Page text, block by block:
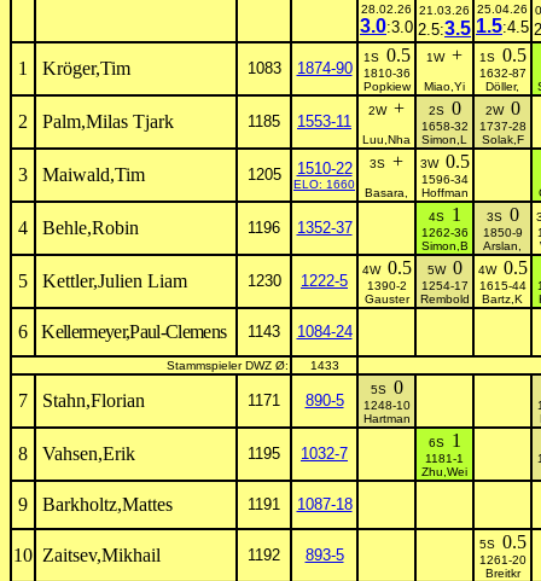
28.02.26
3.0:3.0
21.03.26
2.5:3.5
25.04.26
1.5:4.5
1 Kröger,Tim 1083 1874-90
1S 0.5
1810-36
Popkiew
1W +
Miao,Yi
1S 0.5
1632-87
Döller,
2 Palm,Milas Tjark 1185 1553-11
2W +
Luu,Nha
2S 0
1658-32
Simon,L
2W 0
1737-28
Solak,F
3 Maiwald,Tim 1205 1510-22
ELO: 1660
3S +
Basara,
3W 0.5
1596-34
Hoffman
4 Behle,Robin 1196 1352-37
4S 1
1262-36
Simon,B
3S 0
1850-9
Arslan,
5 Kettler,Julien Liam 1230 1222-5
4W 0.5
1390-2
Gauster
5W 0
1254-17
Rembold
4W 0.5
1615-44
Bartz,K
6 Kellermeyer,Paul-Clemens 1143 1084-24
Stammspieler DWZ Ø: 1433
7 Stahn,Florian 1171 890-5
5S 0
1248-10
Hartman
8 Vahsen,Erik 1195 1032-7
6S 1
1181-1
Zhu,Wei
9 Barkholtz,Mattes 1191 1087-18
10 Zaitsev,Mikhail 1192 893-5
5S 0.5
1261-20
Breitkr